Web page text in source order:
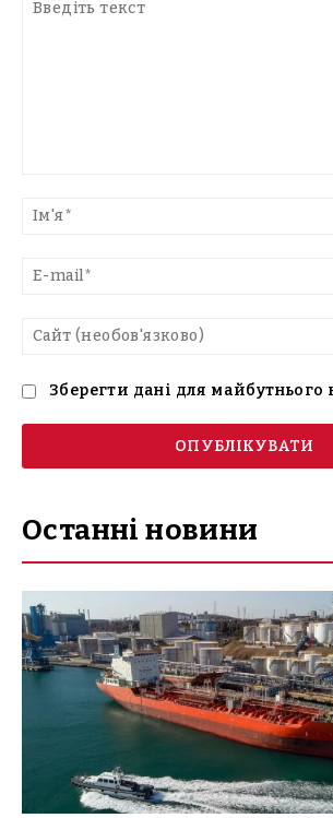
текст
Зберегти дані для майбутнього
Останні новини